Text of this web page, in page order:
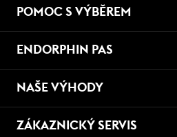
POMOC S VÝBĚREM
ENDORPHIN PAS
NAŠE VÝHODY
ZÁKAZNICKÝ SERVIS